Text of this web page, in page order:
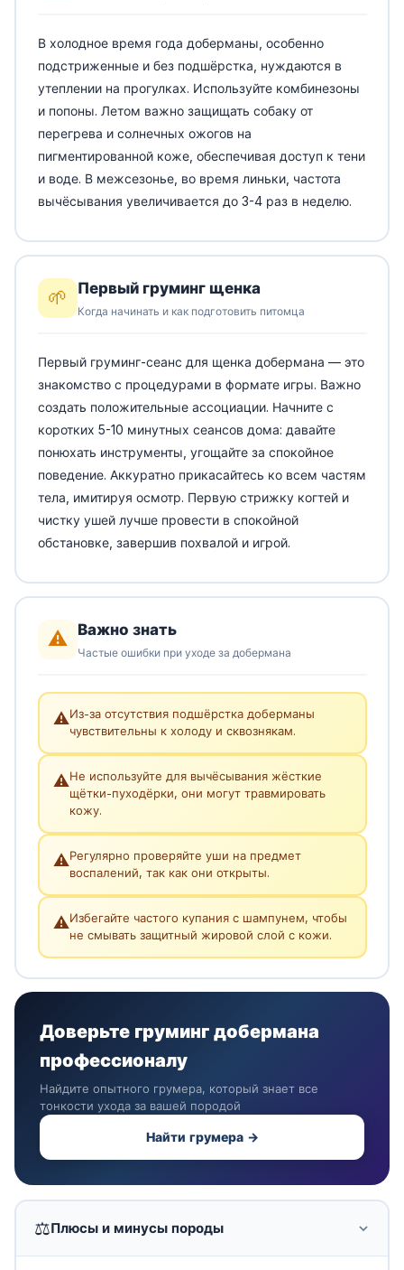
В холодное время года доберманы, особенно
подстриженные и без подшёрстка, нуждаются в
утеплении на прогулках. Используйте комбинезоны
и попоны. Летом важно защищать собаку от
перегрева и солнечных ожогов на
пигментированной коже, обеспечивая доступ к тени
и воде. В межсезонье, во время линьки, частота
вычёсывания увеличивается до 3-4 раз в неделю.
🌱 Первый груминг щенка
Когда начинать и как подготовить питомца
Первый груминг-сеанс для щенка добермана — это
знакомство с процедурами в формате игры. Важно
создать положительные ассоциации. Начните с
коротких 5-10 минутных сеансов дома: давайте
понюхать инструменты, угощайте за спокойное
поведение. Аккуратно прикасайтесь ко всем частям
тела, имитируя осмотр. Первую стрижку когтей и
чистку ушей лучше провести в спокойной
обстановке, завершив похвалой и игрой.
⚠️ Важно знать
Частые ошибки при уходе за добермана
⚠️Из-за отсутствия подшёрстка доберманы
чувствительны к холоду и сквознякам.
⚠️Не используйте для вычёсывания жёсткие
щётки-пуходёрки, они могут травмировать
кожу.
⚠️Регулярно проверяйте уши на предмет
воспалений, так как они открыты.
⚠️Избегайте частого купания с шампунем, чтобы
не смывать защитный жировой слой с кожи.
Доверьте груминг добермана
профессионалу
Найдите опытного грумера, который знает все
тонкости ухода за вашей породой
Найти грумера →
⚖️Плюсы и минусы породы